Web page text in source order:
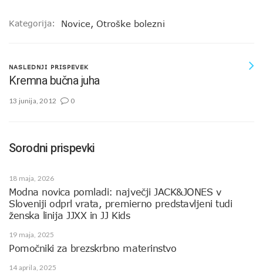
Kategorija: Novice, Otroške bolezni
NASLEDNJI PRISPEVEK
Kremna bučna juha
13 junija, 2012 0
Sorodni prispevki
18 maja, 2026
Modna novica pomladi: največji JACK&JONES v
Sloveniji odprl vrata, premierno predstavljeni tudi
ženska linija JJXX in JJ Kids
19 maja, 2025
Pomočniki za brezskrbno materinstvo
14 aprila, 2025